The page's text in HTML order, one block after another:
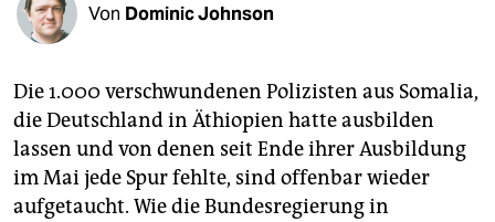
unterstützen
genossenschaft
epaper login
Von Dominic Johnson
Die 1.000 verschwundenen Polizisten aus Somalia,
die Deutschland in Äthiopien hatte ausbilden
lassen und von denen seit Ende ihrer Ausbildung
im Mai jede Spur fehlte, sind offenbar wieder
aufgetaucht. Wie die Bundesregierung in